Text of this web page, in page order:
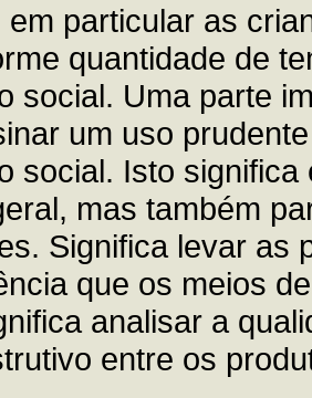
particular as
quantidade de
social. Uma parte
um uso
social. Isto
mas também
Significa levar as
que os meios
analisar a
entre os